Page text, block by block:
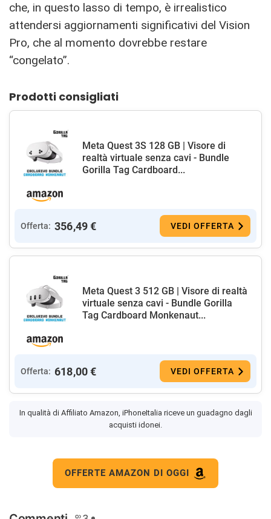
che, in questo lasso di tempo, è irrealistico
attendersi aggiornamenti significativi del Vision
Pro, che al momento dovrebbe restare
“congelato”.
Prodotti consigliati
Meta Quest 3S 128 GB | Visore di
realtà virtuale senza cavi - Bundle
Gorilla Tag Cardboard...
Offerta: 356,49 € VEDI OFFERTA
Meta Quest 3 512 GB | Visore di realtà
virtuale senza cavi - Bundle Gorilla
Tag Cardboard Monkenaut...
Offerta: 618,00 € VEDI OFFERTA
In qualità di Affiliato Amazon, iPhoneItalia riceve un guadagno dagli
acquisti idonei.
OFFERTE AMAZON DI OGGI